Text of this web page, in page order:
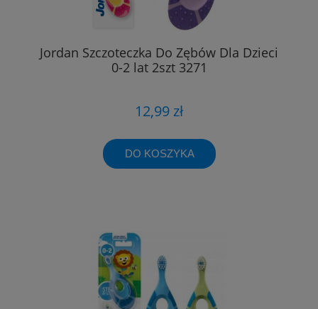
Jordan Szczoteczka Do Zębów Dla Dzieci
0-2 lat 2szt 3271
12,99 zł
DO KOSZYKA